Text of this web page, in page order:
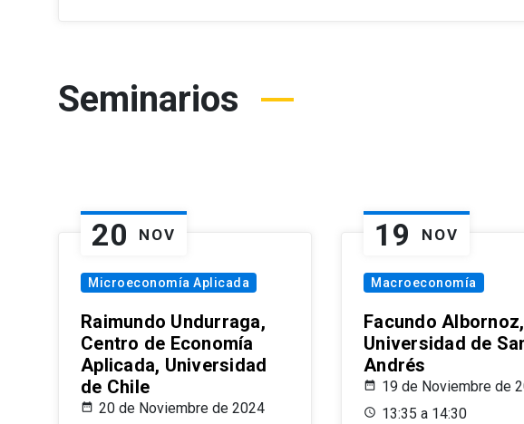
Seminarios
20 NOV
Microeconomía Aplicada
Raimundo Undurraga,
Centro de Economía
Aplicada, Universidad
de Chile
20 de Noviembre de 2024
19 NOV
Macroeconomía
Facundo Albornoz,
Universidad de
Andrés
19 de Noviembre de
13:35 a 14:30